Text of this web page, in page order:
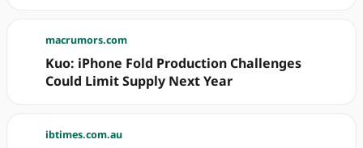
macrumors.com
Kuo: iPhone Fold Production Challenges
Could Limit Supply Next Year
ibtimes.com.au